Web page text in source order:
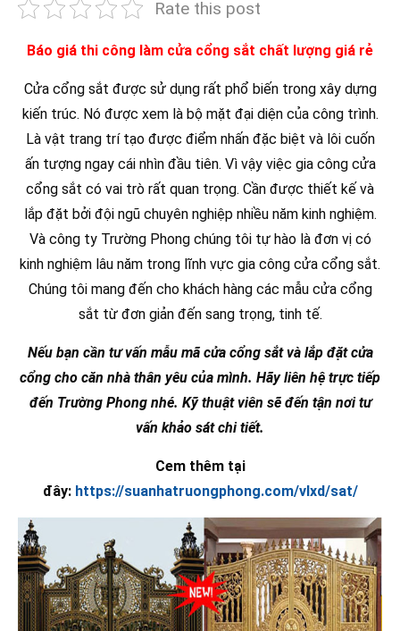
Rate this post
Báo giá thi công làm cửa cổng sắt chất lượng giá rẻ
Cửa cổng sắt được sử dụng rất phổ biến trong xây dựng
kiến trúc. Nó được xem là bộ mặt đại diện của công trình.
Là vật trang trí tạo được điểm nhấn đặc biệt và lôi cuốn
ấn tượng ngay cái nhìn đầu tiên. Vì vậy việc gia công cửa
cổng sắt có vai trò rất quan trọng. Cần được thiết kế và
lắp đặt bởi đội ngũ chuyên nghiệp nhiều năm kinh nghiệm.
Và công ty Trường Phong chúng tôi tự hào là đơn vị có
kinh nghiệm lâu năm trong lĩnh vực gia công cửa cổng sắt.
Chúng tôi mang đến cho khách hàng các mẫu cửa cổng
sắt từ đơn giản đến sang trọng, tinh tế.
Nếu bạn cần tư vấn mẫu mã cửa cổng sắt và lắp đặt cửa
cổng cho căn nhà thân yêu của mình. Hãy liên hệ trực tiếp
đến Trường Phong nhé. Kỹ thuật viên sẽ đến tận nơi tư
vấn khảo sát chi tiết.
Cem thêm tại
đây: https://suanhatruongphong.com/vlxd/sat/